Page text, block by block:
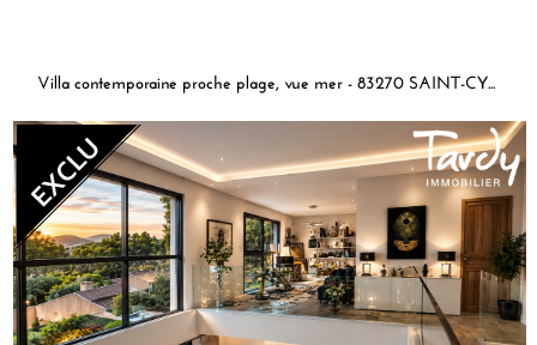
Villa contemporaine proche plage, vue mer - 83270 SAINT-CYR-SUR-MER